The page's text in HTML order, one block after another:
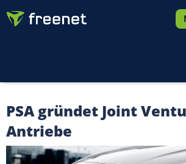
PSA gründet Joint
Antriebe